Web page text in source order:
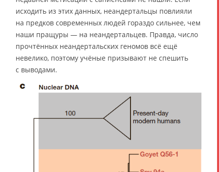
исходить из этих данных, неандертальцы повлияли
на предков современных людей гораздо сильнее, чем
наши пращуры — на неандертальцев. Правда, число
прочтённых неандертальских геномов всё ещё
невелико, поэтому учёные призывают не спешить
с выводами.